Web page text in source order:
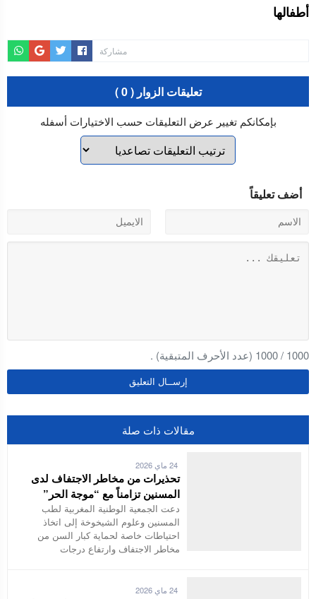
أطفالها
مشاركة
تعليقات الزوار ( 0 )
بإمكانكم تغيير عرض التعليقات حسب الاختيارات أسفله
أضف تعليقاً
1000
/
1000 (عدد الأحرف المتبقية) .
مقالات ذات صلة
24 ماي 2026
تحذيرات من مخاطر الاجتفاف لدى
المسنين تزامناً مع “موجة الحر”
دعت الجمعية الوطنية المغربية لطب
المسنين وعلوم الشيخوخة إلى اتخاذ
احتياطات خاصة لحماية كبار السن من
مخاطر الاجتفاف وارتفاع درجات
24 ماي 2026